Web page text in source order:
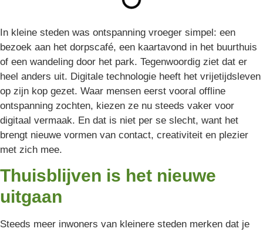
In kleine steden was ontspanning vroeger simpel: een
bezoek aan het dorpscafé, een kaartavond in het buurthuis
of een wandeling door het park. Tegenwoordig ziet dat er
heel anders uit. Digitale technologie heeft het vrijetijdsleven
op zijn kop gezet. Waar mensen eerst vooral offline
ontspanning zochten, kiezen ze nu steeds vaker voor
digitaal vermaak. En dat is niet per se slecht, want het
brengt nieuwe vormen van contact, creativiteit en plezier
met zich mee.
Thuisblijven is het nieuwe
uitgaan
Steeds meer inwoners van kleinere steden merken dat je